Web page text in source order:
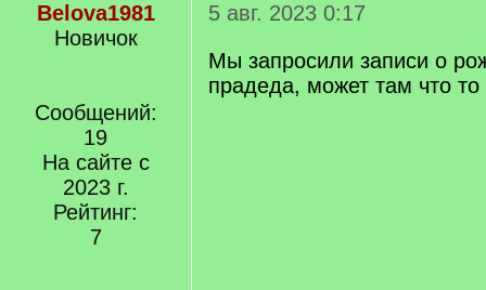
Belova1981
Новичок
Сообщений:
19
На сайте с
2023 г.
Рейтинг:
7
5 авг. 2023 0:17
Мы запросили записи о
прадеда, может там что то